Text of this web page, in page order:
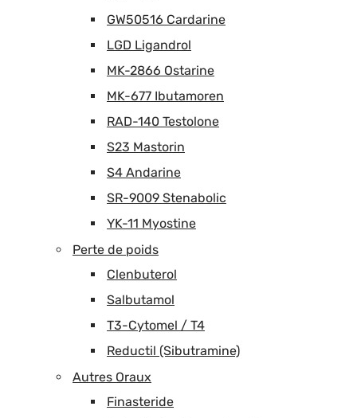
GW50516 Cardarine
LGD Ligandrol
MK-2866 Ostarine
MK-677 Ibutamoren
RAD-140 Testolone
S23 Mastorin
S4 Andarine
SR-9009 Stenabolic
YK-11 Myostine
Perte de poids
Clenbuterol
Salbutamol
T3-Cytomel / T4
Reductil (Sibutramine)
Autres Oraux
Finasteride